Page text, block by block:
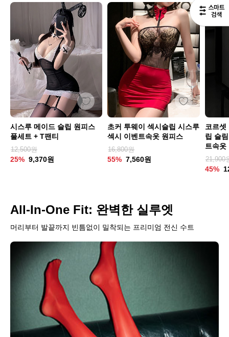
시스루 메이드 슬립 원피스
풀세트 + T팬티
12,500원
25% 9,370원
초커 투웨이 섹시슬립 시스루
섹시 이벤트속옷 원피스
16,800원
55% 7,560원
코르셋
립 슬
트속옷
21,900
45%
All-In-One Fit: 완벽한 실루엣
머리부터 발끝까지 빈틈없이 밀착되는 프리미엄 전신 수트